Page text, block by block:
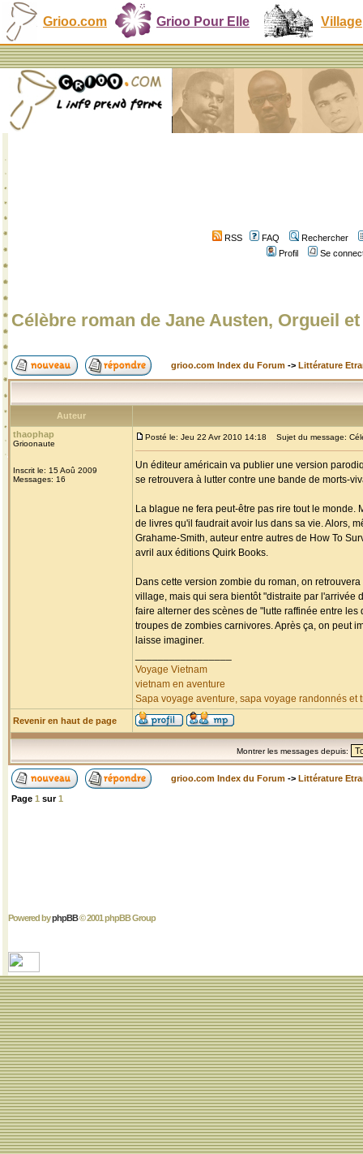
Grioo.com Grioo Pour Elle Village
RSS FAQ
Rechercher
Profil
Se
Célèbre roman de Jane Austen, Orgueil
grioo.com Index du Forum -> Littérature
Auteur
thaophap
Grioonaute
Inscrit le: 15 Aoû 2009
Messages: 16
Posté le: Jeu 22 Avr 2010 14:18 Sujet du message:
Un éditeur américain va publier une version
se retrouvera à lutter contre une bande de morts-
La blague ne fera peut-être pas rire tout le
de livres qu'il faudrait avoir lus dans sa vie. Alors,
Grahame-Smith, auteur entre autres de How To
avril aux éditions Quirk Books.
Dans cette version zombie du roman, on
village, mais qui sera bientôt "distraite par l'arrivée
faire alterner des scènes de "lutte raffinée entre
troupes de zombies carnivores. Après ça, on peut
laisse imaginer.
Voyage Vietnam
vietnam en aventure
Sapa voyage aventure, sapa voyage randonnés et
Revenir en haut de page
Montrer les messages depuis:
grioo.com Index du Forum -> Littérature
Page 1 sur1
Powered byphpBB© 2001 phpBB Group